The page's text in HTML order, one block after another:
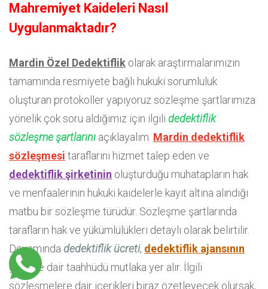
Mahremiyet Kaideleri Nasıl
Uygulanmaktadır?
Mardin Özel Dedektiflik olarak araştırmalarımızın
tamamında resmiyete bağlı hukuki sorumluluk
oluşturan protokoller yapıyoruz sözleşme şartlarımıza
yönelik çok soru aldığımız için ilgili dedektiflik
sözleşme şartlarını açıklayalım. Mardin dedektiflik
sözleşmesi taraflarını hizmet talep eden ve
dedektiflik şirketinin oluşturduğu muhatapların hak
ve menfaalerinin hukuki kaidelerle kayıt altına alındığı
matbu bir sözleşme türüdür. Sözleşme şartlarında
tarafların hak ve yükümlülükleri detaylı olarak belirtilir.
Devamında dedektiflik ücreti, dedektiflik ajansının
gizliliğe dair taahhüdü mutlaka yer alır. İlgili
sözleşmelere dair içerikleri biraz özetleyecek olursak,